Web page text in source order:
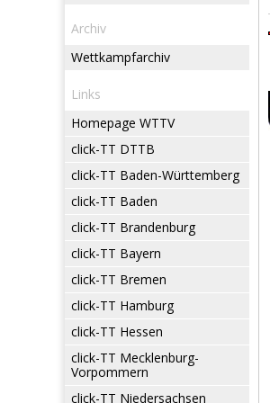
Archiv
Wettkampfarchiv
Links
Homepage WTTV
click-TT DTTB
click-TT Baden-Württemberg
click-TT Baden
click-TT Brandenburg
click-TT Bayern
click-TT Bremen
click-TT Hamburg
click-TT Hessen
click-TT Mecklenburg-
Vorpommern
click-TT Niedersachsen